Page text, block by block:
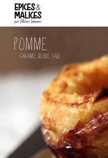
Skip to content